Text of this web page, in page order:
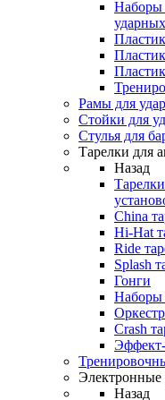
Наборы
Рамы для
Стойки для
Стулья для
Тарелки для
Назад
China
Hi-Hat
Ride
Splash
Гонги
Наборы
Сrash
Электронные
Назад